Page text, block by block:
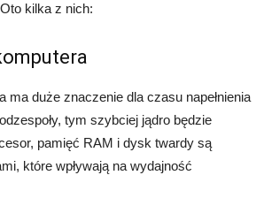
kilka z nich:
ma duże znaczenie dla czasu napełnienia
tym szybciej jądro będzie
pamięć RAM i dysk twardy są
które wpływają na wydajność